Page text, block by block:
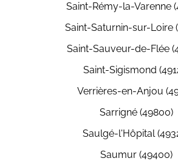
Saint-Rémy-la-Varenne
Saint-Saturnin-sur-Loire
Saint-Sauveur-de-Flée
Saint-Sigismond
Verrières-en-Anjou
Sarrigné (49800)
Saulgé-l'Hôpital
Saumur (49400)